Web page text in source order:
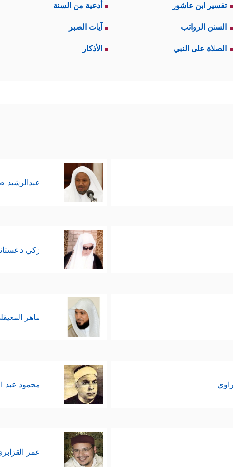
تفسير ابن عاشور أدعية من السنة
السنن الرواتب آيات الصبر
الصلاة على النبي الأذكار
عبدالرشيد
زكي
ماهر
محمود عبد
عمر